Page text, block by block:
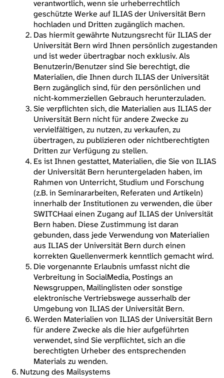
verantwortlich, wenn sie urheberrechtlich
geschützte Werke auf ILIAS der Universität Bern
hochladen und Dritten zugänglich machen.
Das hiermit gewährte Nutzungsrecht für ILIAS der
Universität Bern wird Ihnen persönlich zugestanden
und ist weder übertragbar noch exklusiv. Als
Benutzerin/Benutzer sind Sie berechtigt, die
Materialien, die Ihnen durch ILIAS der Universität
Bern zugänglich sind, für den persönlichen und
nicht-kommerziellen Gebrauch herunterzuladen.
Sie verpflichten sich, die Materialien aus ILIAS der
Universität Bern nicht für andere Zwecke zu
vervielfältigen, zu nutzen, zu verkaufen, zu
übertragen, zu publizieren oder nichtberechtigten
Dritten zur Verfügung zu stellen.
Es ist Ihnen gestattet, Materialien, die Sie von ILIAS
der Universität Bern heruntergeladen haben, im
Rahmen von Unterricht, Studium und Forschung
(z.B. in Seminararbeiten, Referaten und Artikeln)
innerhalb der Institutionen zu verwenden, die über
SWITCHaai einen Zugang auf ILIAS der Universität
Bern haben. Diese Zustimmung ist daran
gebunden, dass jede Verwendung von Materialien
aus ILIAS der Universität Bern durch einen
korrekten Quellenvermerk kenntlich gemacht wird.
Die vorgenannte Erlaubnis umfasst nicht die
Verbreitung in SocialMedia, Postings an
Newsgruppen, Mailinglisten oder sonstige
elektronische Vertriebswege ausserhalb der
Umgebung von ILIAS der Universität Bern.
Werden Materialien von ILIAS der Universität Bern
für andere Zwecke als die hier aufgeführten
verwendet, sind Sie verpflichtet, sich an die
berechtigten Urheber des entsprechenden
Materials zu wenden.
Nutzung des Mailsystems